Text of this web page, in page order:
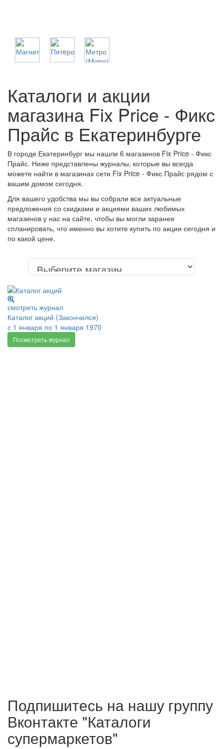
Каталоги и акции
магазина Fix Price - Фикс
Прайс в Екатеринбурге
В городе Екатеринбург мы нашли 6 магазинов Fix Price - Фикс
Прайс. Ниже представлены журналы, которые вы всегда
можете найти в магазинах сети Fix Price - Фикс Прайс рядом с
вашим домом сегодня.
Для вашего удобства мы вы собрали все актуальные
предложения со скидками и акциями ваших любимых
магазинов у нас на сайте, чтобы вы могли заранее
спланировать, что именно вы хотите купить по акции сегодня и
по какой цене.
смотреть журнал
Каталог акций (Закончился)
с 1 января по 1 января 1970
Посмотреть журнал
Подпишитесь на нашу группу
Вконтакте "Каталоги
супермаркетов"